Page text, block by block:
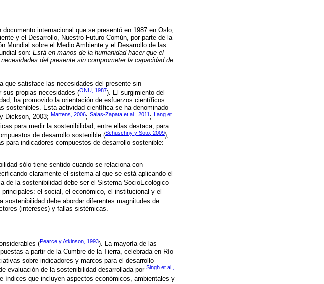
internacional que se presentó en 1987 en Oslo,
y el Desarrollo, Nuestro Futuro Común, por parte de la
Mundial sobre el Medio Ambiente y el Desarrollo de las
son: Está en manos de la humanidad hacer que el
del presente sin comprometer la capacidad de
que satisface las necesidades del presente sin
sus propias necesidades (ONU, 1987). El surgimiento del
ha promovido la orientación de esfuerzos científicos
sostenibles. Esta actividad científica se ha denominado
Dickson, 2003; Martens, 2006; Salas-Zapata et al., 2011 ; Lang et
para medir la sostenibilidad, entre ellas destaca, para
de desarrollo sostenible (Schuschny y Soto, 2009),
para indicadores compuestos de desarrollo sostenible:
sólo tiene sentido cuando se relaciona con
claramente el sistema al que se está aplicando el
de la sostenibilidad debe ser el Sistema SocioEcológico
el social, el económico, el institucional y el
sostenibilidad debe abordar diferentes magnitudes de
(intereses) y fallas sistémicas.
(Pearce y Atkinson, 1993). La mayoría de las
a partir de la Cumbre de la Tierra, celebrada en Río
sobre indicadores y marcos para el desarrollo
evaluación de la sostenibilidad desarrollada por Singh et al.,
índices que incluyen aspectos económicos, ambientales y